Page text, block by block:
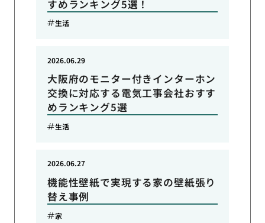
すめランキング5選！
生活
大阪府のモニター付きインターホン
交換に対応する電気工事会社おすす
めランキング5選
2026.06.29
生活
機能性壁紙で実現する家の壁紙張り
替え事例
2026.06.27
家